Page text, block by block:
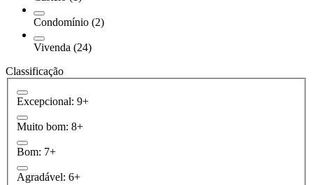
Condomínio (2)
Vivenda (24)
Classificação
Excepcional: 9+
Muito bom: 8+
Bom: 7+
Agradável: 6+